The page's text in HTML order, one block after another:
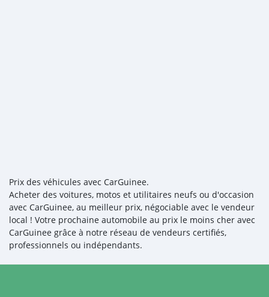
Prix des véhicules avec CarGuinee.
Acheter des voitures, motos et utilitaires neufs ou d'occasion
avec CarGuinee, au meilleur prix, négociable avec le vendeur
local ! Votre prochaine automobile au prix le moins cher avec
CarGuinee grâce à notre réseau de vendeurs certifiés,
professionnels ou indépendants.